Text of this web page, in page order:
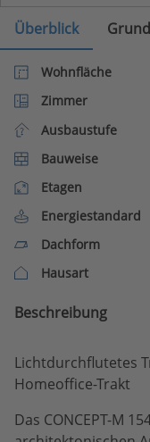
Überblick
Wohnfläche
Zimmer
Ausbaustufe
Bauweise
Etagen
Energiestandard
Dachform
Hausart
Beschreibung
Lichtdurchflutetes
Homeoffice-Trakt
Das CONCEPT-M